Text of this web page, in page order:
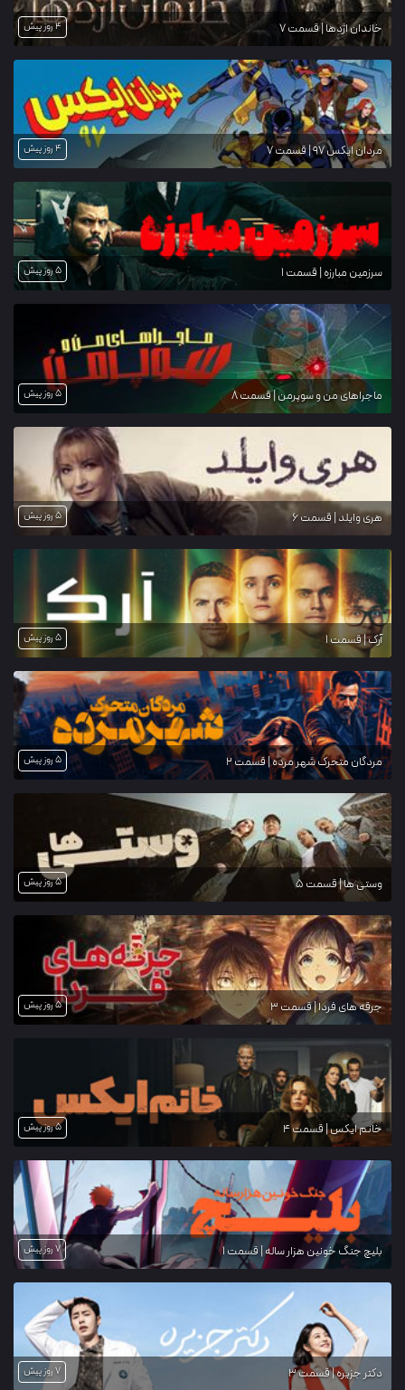
خاندان اژدها | قسمت 7 4 روز پیش
مردان ایکس ۹۷ | قسمت 7 4 روز پیش
سرزمین مبارزه | قسمت 1 5 روز پیش
ماجراهای من و سوپرمن | قسمت 8 5 روز پیش
هری وایلد | قسمت 6 5 روز پیش
آرک | قسمت 1 5 روز پیش
مردگان متحرک شهر مرده | قسمت 2 5 روز پیش
وستی ها | قسمت 5 5 روز پیش
جرقه های فردا | قسمت 3 5 روز پیش
خانم ایکس | قسمت 4 5 روز پیش
بلیچ جنگ خونین هزار ساله | قسمت 1 7 روز پیش
دکتر جزیره | قسمت 3 7 روز پیش